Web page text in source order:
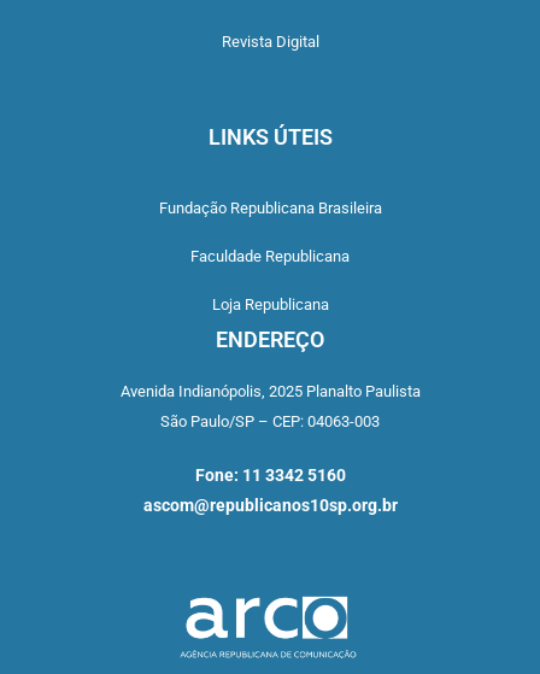
Revista Digital
LINKS ÚTEIS
Fundação Republicana Brasileira
Faculdade Republicana
Loja Republicana
ENDEREÇO
Avenida Indianópolis, 2025 Planalto Paulista
São Paulo/SP – CEP: 04063-003
Fone: 11 3342 5160
ascom@republicanos10sp.org.br